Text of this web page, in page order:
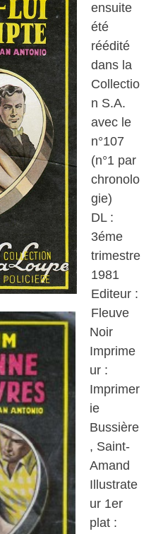
ensuite
été
réédité
dans la
Collectio
n S.A.
avec le
n°107
(n°1 par
chronolo
gie)
DL :
3éme
trimestre
1981
Editeur :
Fleuve
Noir
Imprime
ur :
Imprimer
ie
Bussière
, Saint-
Amand
Illustrate
ur 1er
plat :